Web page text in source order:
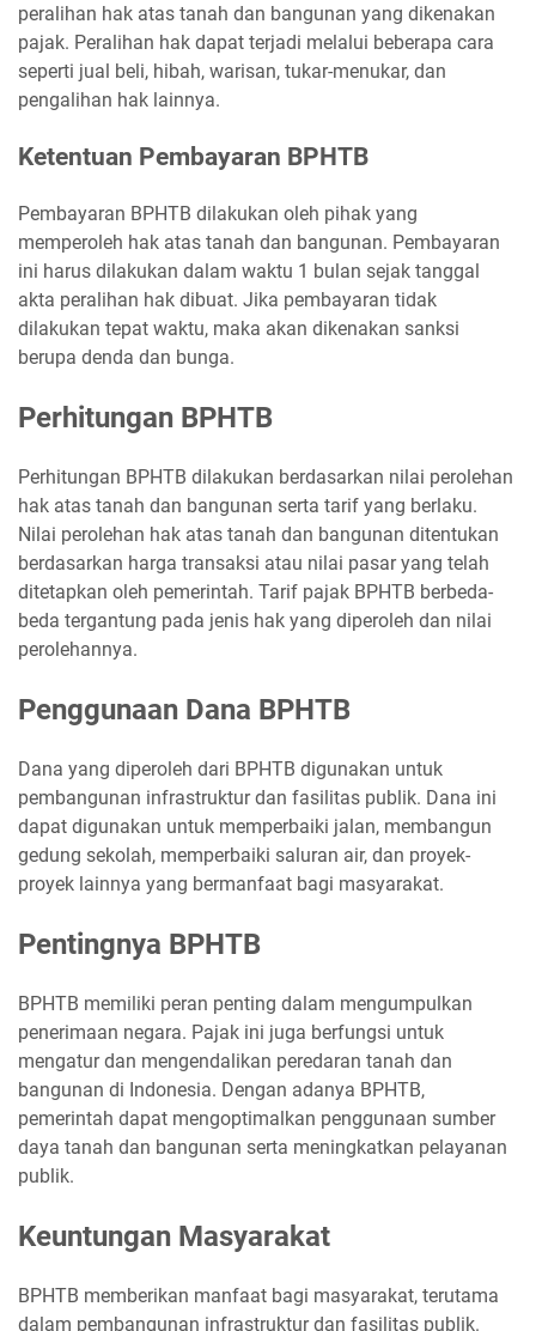
peralihan hak atas tanah dan bangunan yang dikenakan
pajak. Peralihan hak dapat terjadi melalui beberapa cara
seperti jual beli, hibah, warisan, tukar-menukar, dan
pengalihan hak lainnya.
Ketentuan Pembayaran BPHTB
Pembayaran BPHTB dilakukan oleh pihak yang
memperoleh hak atas tanah dan bangunan. Pembayaran
ini harus dilakukan dalam waktu 1 bulan sejak tanggal
akta peralihan hak dibuat. Jika pembayaran tidak
dilakukan tepat waktu, maka akan dikenakan sanksi
berupa denda dan bunga.
Perhitungan BPHTB
Perhitungan BPHTB dilakukan berdasarkan nilai perolehan
hak atas tanah dan bangunan serta tarif yang berlaku.
Nilai perolehan hak atas tanah dan bangunan ditentukan
berdasarkan harga transaksi atau nilai pasar yang telah
ditetapkan oleh pemerintah. Tarif pajak BPHTB berbeda-
beda tergantung pada jenis hak yang diperoleh dan nilai
perolehannya.
Penggunaan Dana BPHTB
Dana yang diperoleh dari BPHTB digunakan untuk
pembangunan infrastruktur dan fasilitas publik. Dana ini
dapat digunakan untuk memperbaiki jalan, membangun
gedung sekolah, memperbaiki saluran air, dan proyek-
proyek lainnya yang bermanfaat bagi masyarakat.
Pentingnya BPHTB
BPHTB memiliki peran penting dalam mengumpulkan
penerimaan negara. Pajak ini juga berfungsi untuk
mengatur dan mengendalikan peredaran tanah dan
bangunan di Indonesia. Dengan adanya BPHTB,
pemerintah dapat mengoptimalkan penggunaan sumber
daya tanah dan bangunan serta meningkatkan pelayanan
publik.
Keuntungan Masyarakat
BPHTB memberikan manfaat bagi masyarakat, terutama
dalam pembangunan infrastruktur dan fasilitas publik.